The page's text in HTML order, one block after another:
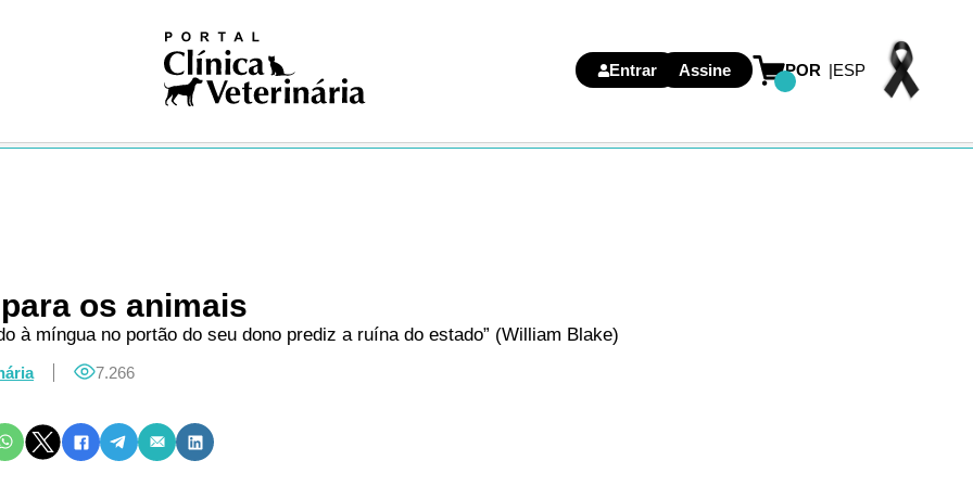
Entrar Assine POR ESP
os animais
à míngua no portão do seu dono prediz a ruína do estado” (William Blake)
7.266